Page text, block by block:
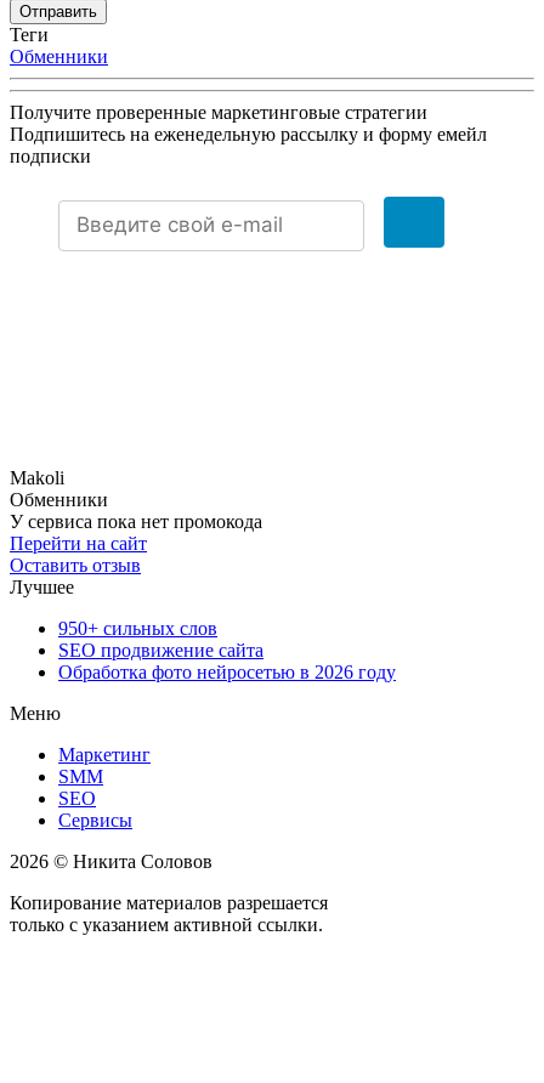
Отправить
Теги
Обменники
Получите проверенные маркетинговые стратегии
Подпишитесь на еженедельную рассылку и форму емейл
подписки
Makoli
Обменники
У сервиса пока нет промокода
Перейти на сайт
Оставить отзыв
Лучшее
950+ сильных слов
SEO продвижение сайта
Обработка фото нейросетью в 2026 году
Меню
Маркетинг
SMM
SEO
Сервисы
2026 © Никита Соловов
Копирование материалов разрешается
только с указанием активной ссылки.